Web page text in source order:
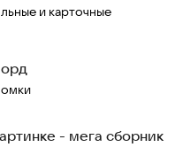
и карточные
- мега сборник